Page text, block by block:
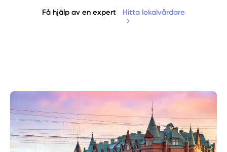
Få hjälp av en expert Hitta lokalvårdare